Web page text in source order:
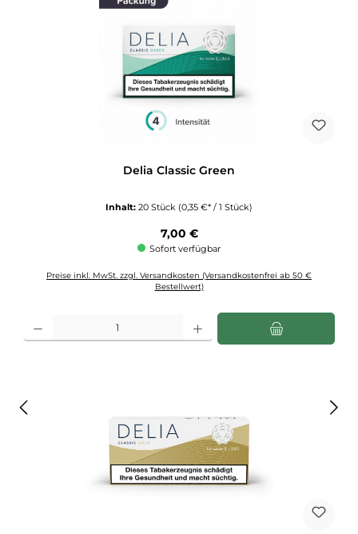
Delia Classic Green
Inhalt: 20 Stück (0,35 €* / 1 Stück)
Regulärer Preis:
7,00 €
Sofort verfügbar
Preise inkl. MwSt. zzgl. Versandkosten (Versandkostenfrei ab 50 €
Bestellwert)
Produkt Anzahl: Gib den gewünschten Wert ein oder benutze die Schaltflächen